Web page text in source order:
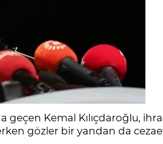
geçen Kemal Kılıçdaroğlu,
gözler bir yandan da